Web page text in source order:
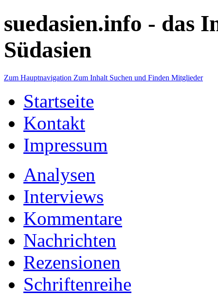
suedasien.info - das
Südasien
Zum Hauptnavigation Zum Inhalt Suchen und Finden Mitglieder
Startseite
Kontakt
Impressum
Analysen
Interviews
Kommentare
Nachrichten
Rezensionen
Schriftenreihe